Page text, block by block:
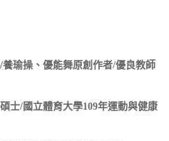
瑜操、優能舞原創作者/優良教師
士/國立體育大學109年運動與健康